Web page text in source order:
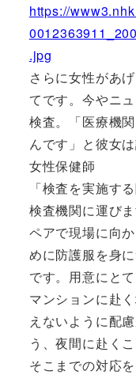
https://
.jpg
さらに女性があ
てです。今やニ
検査。「医療機
んです」と彼女は
女性保健師
「検査を実施す
検査機関に運び
ペアで現場に向
めに防護服を身
です。用意にと
マンションに赴
えないように配
う、夜間に赴く
そこまでの対応